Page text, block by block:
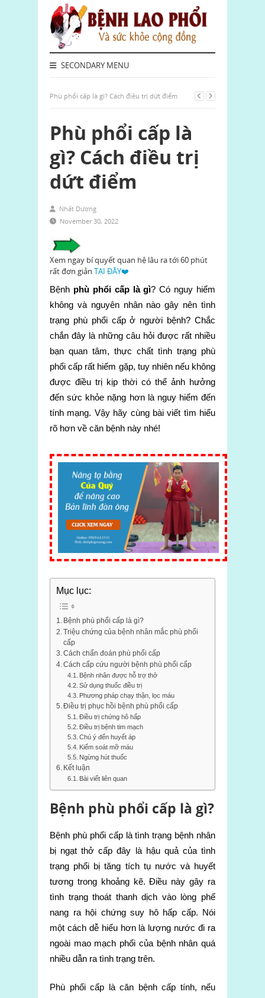
SECONDARY MENU
Phù phổi cấp là gì? Cách điều trị dứt điểm
Phù phổi cấp là
gì? Cách điều trị
dứt điểm
Nhất Dương
November 30, 2022
Xem ngay bí quyết quan hệ lâu ra tới 60 phút
rất đơn giản TẠI ĐÂY❤️
Bệnh phù phổi cấp là gì? Có nguy hiểm
không và nguyên nhân nào gây nên tình
trạng phù phổi cấp ở người bệnh? Chắc
chắn đây là những câu hỏi được rất nhiều
bạn quan tâm, thực chất tình trạng phù
phổi cấp rất hiếm gặp, tuy nhiên nếu không
được điều trị kịp thời có thể ảnh hưởng
đến sức khỏe nặng hơn là nguy hiểm đến
tính mạng. Vậy hãy cùng bài viết tìm hiểu
rõ hơn về căn bệnh này nhé!
Mục lục:
Bệnh phù phổi cấp là gì?
Triệu chứng của bệnh nhân mắc phù phổi
cấp
Cách chẩn đoán phù phổi cấp
Cách cấp cứu người bệnh phù phổi cấp
Bệnh nhân được hỗ trợ thở
Sử dụng thuốc điều trị
Phương pháp chạy thận, lọc máu
Điều trị phục hồi bệnh phù phổi cấp
Điều trị chứng hô hấp
Điều trị bệnh tim mạch
Chú ý đến huyết áp
Kiểm soát mỡ máu
Ngừng hút thuốc
Kết luận
Bài viết liên quan
Bệnh phù phổi cấp là gì?
Bệnh phù phổi cấp là tình trạng bệnh nhân
bị ngạt thở cấp đây là hậu quả của tình
trạng phổi bị tăng tích tụ nước và huyết
tương trong khoảng kẽ. Điều này gây ra
tình trạng thoát thanh dịch vào lòng phế
nang ra hội chứng suy hô hấp cấp. Nói
một cách dễ hiểu hơn là lượng nước đi ra
ngoài mao mạch phổi của bệnh nhân quá
nhiều dẫn ra tình trạng trên.
Phù phổi cấp là căn bệnh cấp tính, nếu